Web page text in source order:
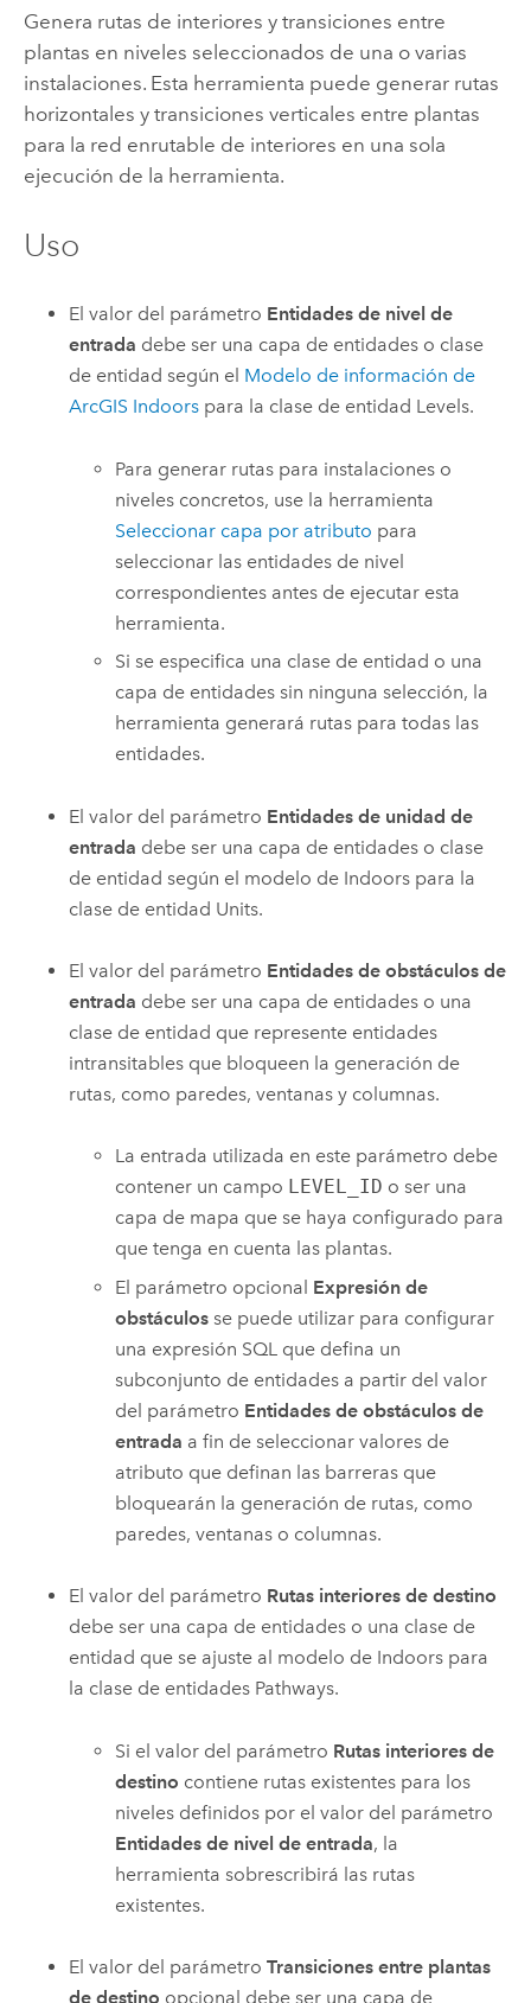
Genera rutas de interiores y transiciones entre
plantas en niveles seleccionados de una o varias
instalaciones. Esta herramienta puede generar rutas
horizontales y transiciones verticales entre plantas
para la red enrutable de interiores en una sola
ejecución de la herramienta.
Uso
El valor del parámetro Entidades de nivel de
entrada debe ser una capa de entidades o clase
de entidad según el Modelo de información de
ArcGIS Indoors para la clase de entidad Levels.
Para generar rutas para instalaciones o
niveles concretos, use la herramienta
Seleccionar capa por atributo para
seleccionar las entidades de nivel
correspondientes antes de ejecutar esta
herramienta.
Si se especifica una clase de entidad o una
capa de entidades sin ninguna selección, la
herramienta generará rutas para todas las
entidades.
El valor del parámetro Entidades de unidad de
entrada debe ser una capa de entidades o clase
de entidad según el modelo de Indoors para la
clase de entidad Units.
El valor del parámetro Entidades de obstáculos de
entrada debe ser una capa de entidades o una
clase de entidad que represente entidades
intransitables que bloqueen la generación de
rutas, como paredes, ventanas y columnas.
La entrada utilizada en este parámetro debe
contener un campo LEVEL_ID o ser una
capa de mapa que se haya configurado para
que tenga en cuenta las plantas.
El parámetro opcional Expresión de
obstáculos se puede utilizar para configurar
una expresión SQL que defina un
subconjunto de entidades a partir del valor
del parámetro Entidades de obstáculos de
entrada a fin de seleccionar valores de
atributo que definan las barreras que
bloquearán la generación de rutas, como
paredes, ventanas o columnas.
El valor del parámetro Rutas interiores de destino
debe ser una capa de entidades o una clase de
entidad que se ajuste al modelo de Indoors para
la clase de entidades Pathways.
Si el valor del parámetro Rutas interiores de
destino contiene rutas existentes para los
niveles definidos por el valor del parámetro
Entidades de nivel de entrada, la
herramienta sobrescribirá las rutas
existentes.
El valor del parámetroTransiciones entre plantas
de destino opcional debe ser una capa de